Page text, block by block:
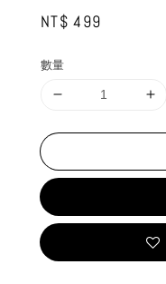
Regular
NT$ 499
數量